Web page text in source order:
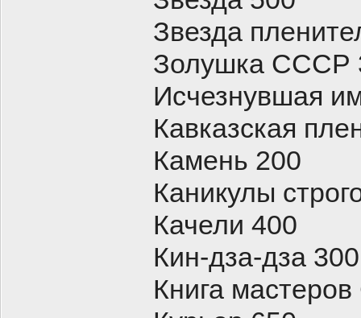
Звезда
Золушка СССР
Исчезнувшая
Кавказская
Камень 200
Каникулы
Качели 400
Кин-дза-дза 300
Книга